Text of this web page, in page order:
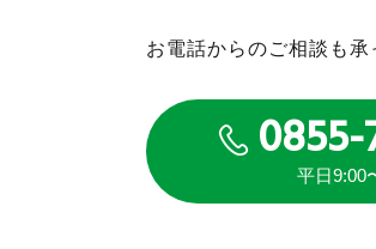
お電話からのご相談も承
平日9:00